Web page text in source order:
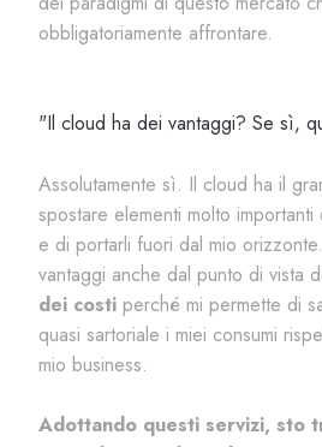
obbligatoriamente affrontare.
"Il cloud ha dei vantaggi? Se sì,
Assolutamente sì. Il cloud ha il
spostare elementi molto
e di portarli fuori dal mio
vantaggi anche dal punto di vista
dei costi perché mi permette di
quasi sartoriale i miei consumi
mio business.
Adottando questi servizi, sto